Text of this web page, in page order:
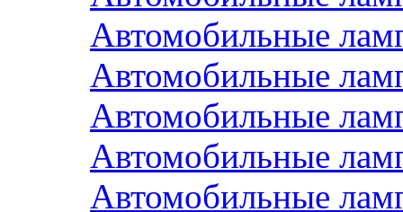
Автомобильные
Автомобильные
Автомобильные
Автомобильные
Автомобильные